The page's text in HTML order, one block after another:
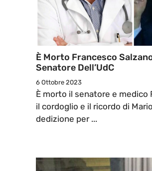
È Morto Francesco
Senatore Dell’UdC
6 Ottobre 2023
È morto il senatore e medico
il cordoglio e il ricordo di
dedizione per ...